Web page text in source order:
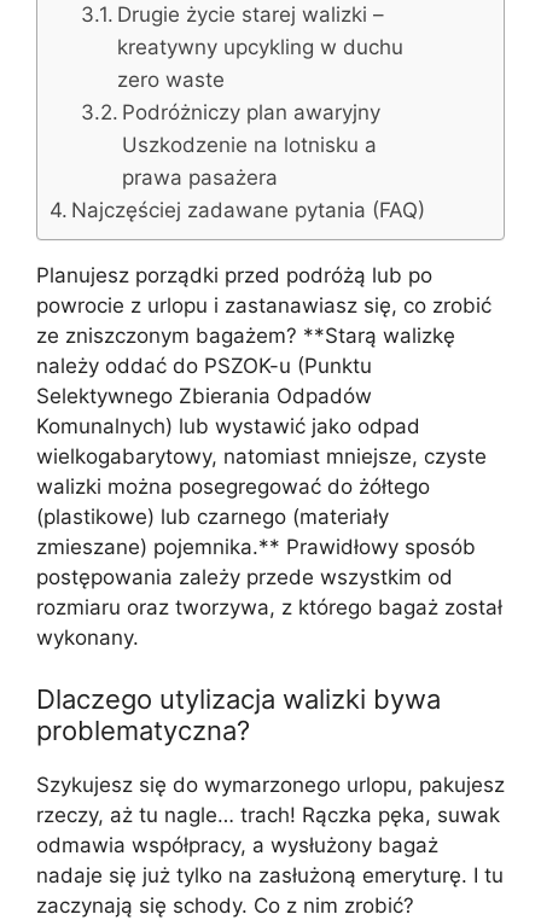
Drugie życie starej walizki –
kreatywny upcykling w duchu
zero waste
Podróżniczy plan awaryjny
Uszkodzenie na lotnisku a
prawa pasażera
Najczęściej zadawane pytania (FAQ)
Planujesz porządki przed podróżą lub po
powrocie z urlopu i zastanawiasz się, co zrobić
ze zniszczonym bagażem? **Starą walizkę
należy oddać do PSZOK-u (Punktu
Selektywnego Zbierania Odpadów
Komunalnych) lub wystawić jako odpad
wielkogabarytowy, natomiast mniejsze, czyste
walizki można posegregować do żółtego
(plastikowe) lub czarnego (materiały
zmieszane) pojemnika.** Prawidłowy sposób
postępowania zależy przede wszystkim od
rozmiaru oraz tworzywa, z którego bagaż został
wykonany.
Dlaczego utylizacja walizki bywa
problematyczna?
Szykujesz się do wymarzonego urlopu, pakujesz
rzeczy, aż tu nagle… trach! Rączka pęka, suwak
odmawia współpracy, a wysłużony bagaż
nadaje się już tylko na zasłużoną emeryturę. I tu
zaczynają się schody. Co z nim zrobić?